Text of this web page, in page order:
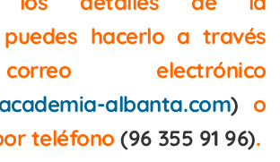
hacerlo a través
electrónico
albanta.com) o
teléfono(96 355 91 96).